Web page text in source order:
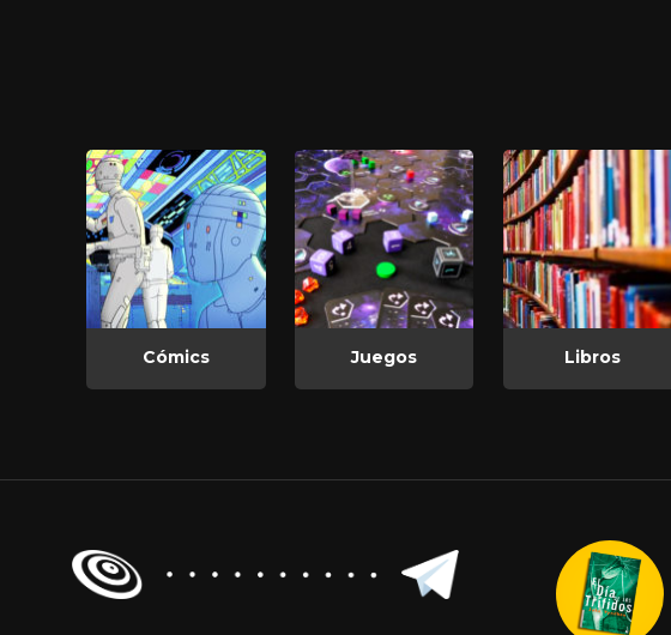
Cómics Juegos Libros